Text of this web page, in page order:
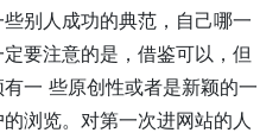
别人成功的典范，自己哪一
要注意的是，借鉴可以，但
一 些原创性或者是新颖的一
浏览。对第一次进网站的人